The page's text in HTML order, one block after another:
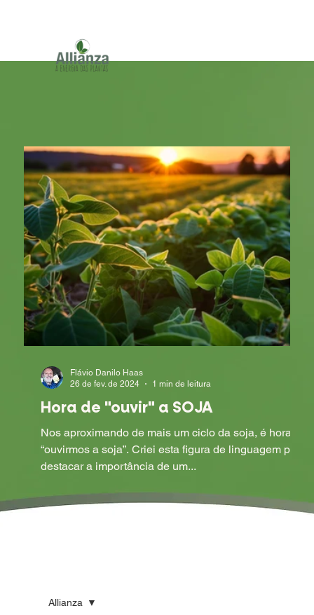
Hora de "ouvir" a SOJA
Nos aproximando de mais um ciclo da soja, é hora de
“ouvirmos a soja”. Criei esta figura de linguagem para
destacar a importância de um...
Flávio Danilo Haas
26 de fev. de 2024
1 min de leitura
Allianza